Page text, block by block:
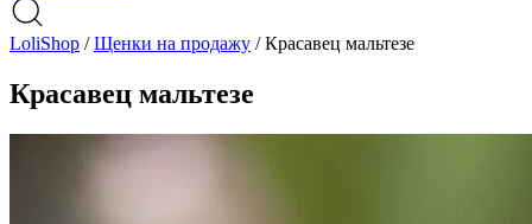
LoliShop /Щенки на продажу /Красавец мальтезе
Красавец мальтезе